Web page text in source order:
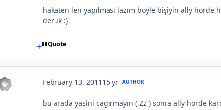
hakaten len yapılması lazım boyle bişiyin ally
deruk :)
Quote
February 13, 2011 15 yr AUTHOR
bu arada yasini cagırmayın ( Zz ) sonra ally horde